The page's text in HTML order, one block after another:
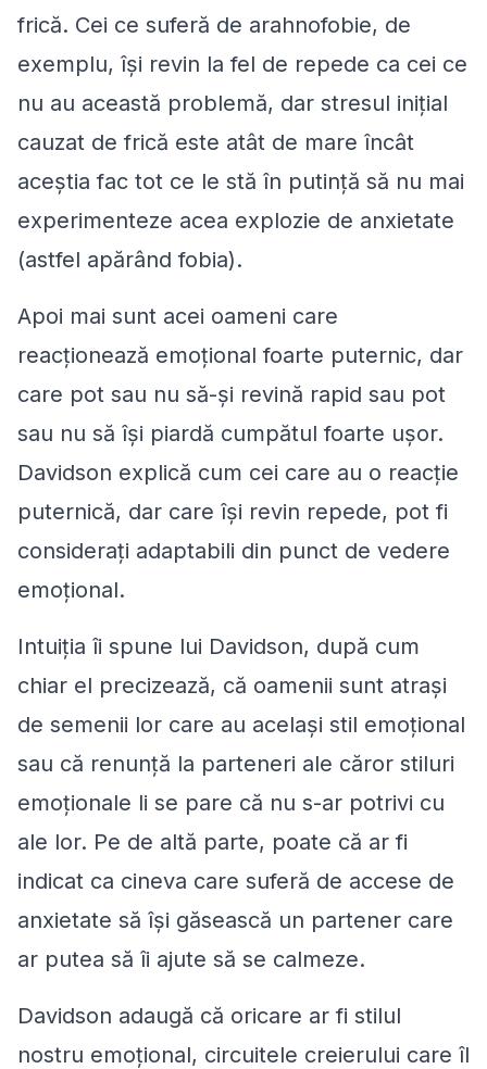
frică. Cei ce suferă de arahnofobie, de
exemplu, își revin la fel de repede ca cei ce
nu au această problemă, dar stresul inițial
cauzat de frică este atât de mare încât
aceștia fac tot ce le stă în putință să nu mai
experimenteze acea explozie de anxietate
(astfel apărând fobia).
Apoi mai sunt acei oameni care
reacționează emoțional foarte puternic, dar
care pot sau nu să-și revină rapid sau pot
sau nu să își piardă cumpătul foarte ușor.
Davidson explică cum cei care au o reacție
puternică, dar care își revin repede, pot fi
considerați adaptabili din punct de vedere
emoțional.
Intuiția îi spune lui Davidson, după cum
chiar el precizează, că oamenii sunt atrași
de semenii lor care au același stil emoțional
sau că renunță la parteneri ale căror stiluri
emoționale li se pare că nu s-ar potrivi cu
ale lor. Pe de altă parte, poate că ar fi
indicat ca cineva care suferă de accese de
anxietate să își găsească un partener care
ar putea să îi ajute să se calmeze.
Davidson adaugă că oricare ar fi stilul
nostru emoțional, circuitele creierului care îl